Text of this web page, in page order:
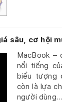
sâu, cơ hội
MacBook –
nổi tiếng
biểu tượng
còn là lựa
người dùng...